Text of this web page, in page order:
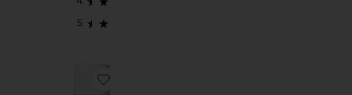
Favorite Daily Moisturizer